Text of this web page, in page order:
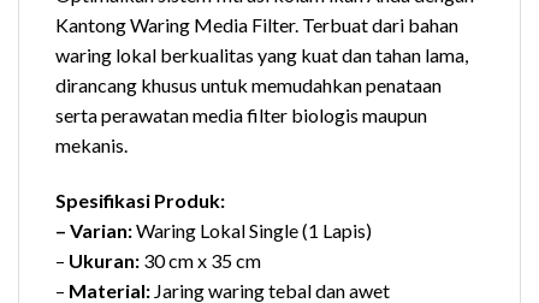
Kantong Waring Media Filter. Terbuat dari bahan
waring lokal berkualitas yang kuat dan tahan lama,
dirancang khusus untuk memudahkan penataan
serta perawatan media filter biologis maupun
mekanis.
Spesifikasi Produk:
– Varian:Waring Lokal Single (1 Lapis)
– Ukuran: 30 cm x 35 cm
– Material: Jaring waring tebal dan awet